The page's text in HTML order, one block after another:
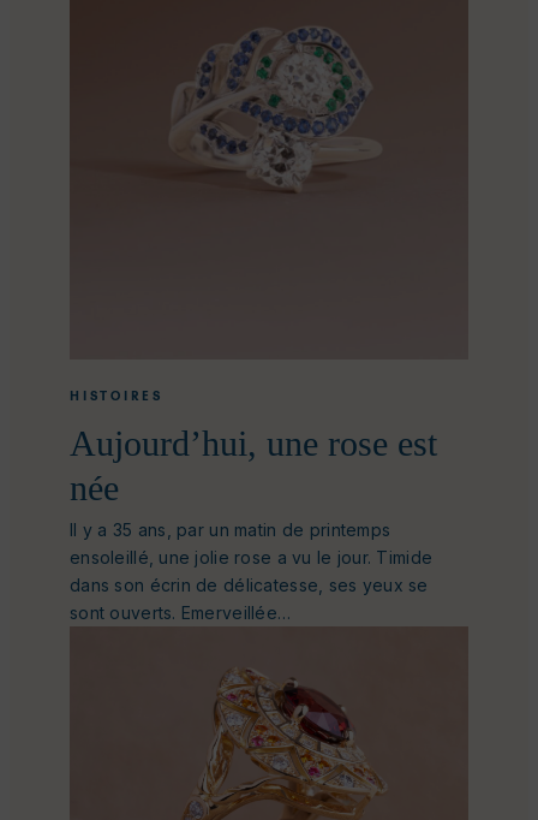
HISTOIRES
Aujourd’hui, une rose est
née
Il y a 35 ans, par un matin de printemps
ensoleillé, une jolie rose a vu le jour. Timide
dans son écrin de délicatesse, ses yeux se
sont ouverts. Emerveillée…